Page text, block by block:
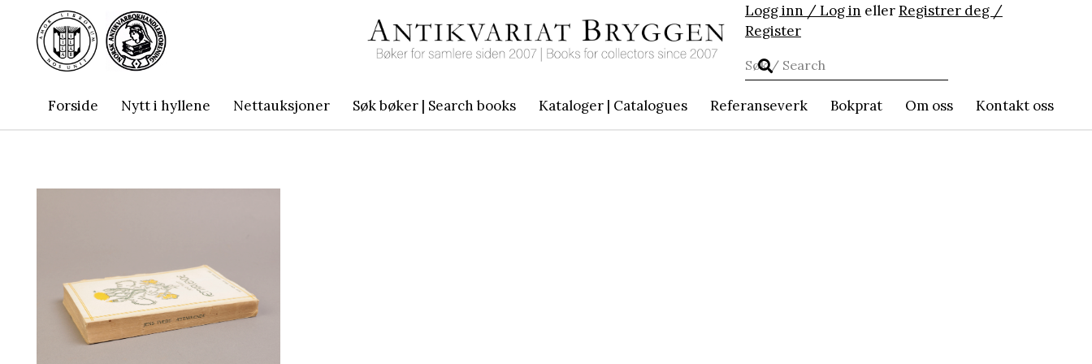
Logg inn / Log in ellerRegistrer deg /
Register
Forside Nytt i hyllene Nettauksjoner Søk bøker | Search books Kataloger | Catalogues Referanseverk Bokprat Om oss Kontakt oss